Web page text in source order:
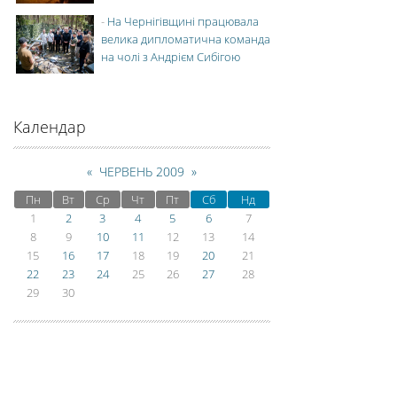
- На Чернігівщині працювала
велика дипломатична команда
на чолі з Андрієм Сибігою
Календар
« ЧЕРВЕНЬ 2009 »
Пн Вт Ср Чт Пт Сб
Нд
1
2 3 4 5 6
7
8
9 10 11 12 13
14
15
16 17 18 19 20
21
22
23 24 25 26 27
28
29
30